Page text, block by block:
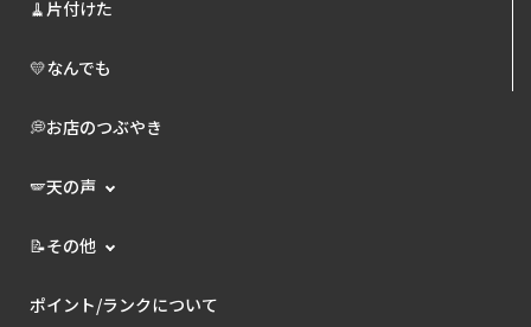
🧹片付けた
💛なんでも
💭お店のつぶやき
🪽天の声
📝その他
ポイント/ランクについて